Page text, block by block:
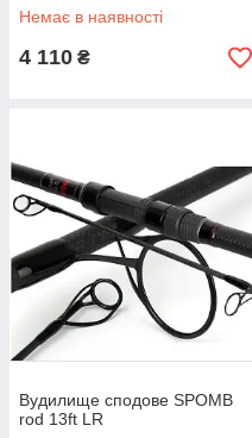
Немає в наявності
4 110 ₴
Вудилище сподове SPOMB
rod 13ft LR